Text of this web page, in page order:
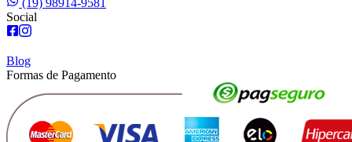
(19) 98914-9581
Social
Blog
Formas de Pagamento